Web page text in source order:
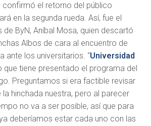
confirmó el retorno del público
en la segunda rueda. Así, fue el
ByN, Aníbal Mosa, quien descartó
Albos de cara al encuentro de
ante los universitarios. “Universidad
que tiene presentado el programa del
Preguntamos si era factible revisar
hinchada nuestra, pero al parecer
no va a ser posible, así que para
deberíamos estar cada uno con las